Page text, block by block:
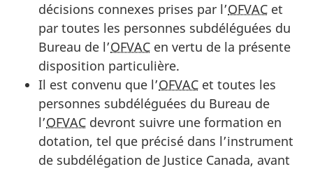
décisions connexes prises par l’OFVAC et
par toutes les personnes subdéléguées du
Bureau de l’OFVAC en vertu de la présente
disposition particulière.
Il est convenu que l’OFVAC et toutes les
personnes subdéléguées du Bureau de
l’OFVAC devront suivre une formation en
dotation, tel que précisé dans l’instrument
de subdélégation de Justice Canada, avant